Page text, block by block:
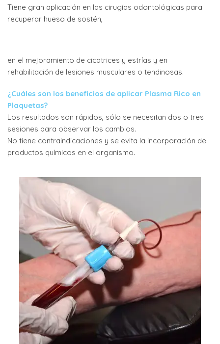
Tiene gran aplicación en las cirugías odontológicas para
recuperar hueso de sostén,
en el mejoramiento de cicatrices y estrías y en
rehabilitación de lesiones musculares o tendinosas.
¿Cuáles son los beneficios de aplicar Plasma Rico en
Plaquetas?
Los resultados son rápidos, sólo se necesitan dos o tres
sesiones para observar los cambios.
No tiene contraindicaciones y se evita la incorporación de
productos químicos en el organismo.